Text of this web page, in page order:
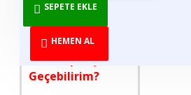
SEPETE EKLE
HEMEN AL
DİREKT ÜRETİCİDEN
TÜKETİCİYE!
Nasıl Sipariş
Geçebilirim?